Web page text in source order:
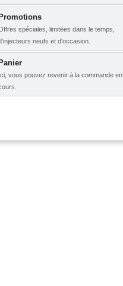
spéciales, limitées dans le temps,
neufs et d'occasion.
vous pouvez revenir à la commande en